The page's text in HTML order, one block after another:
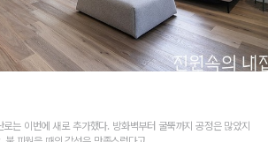
는 이번에 새로 추가했다. 방화벽부터 굴뚝까지 공정은 많았지